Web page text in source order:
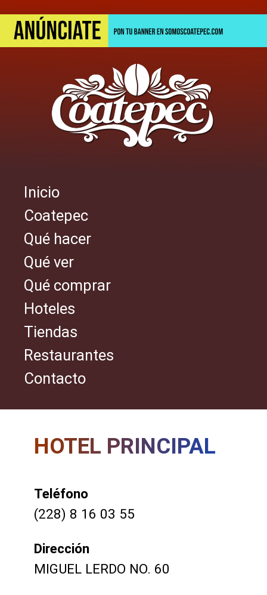
contenido
Navegación
principal
Inicio
Coatepec
Qué hacer
Qué ver
Qué comprar
Hoteles
Tiendas
Restaurantes
Contacto
HOTEL PRINCIPAL
Teléfono
(228) 8 16 03 55
Dirección
MIGUEL LERDO NO. 60